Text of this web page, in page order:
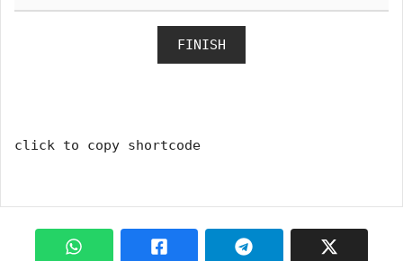
FINISH
click to copy shortcode